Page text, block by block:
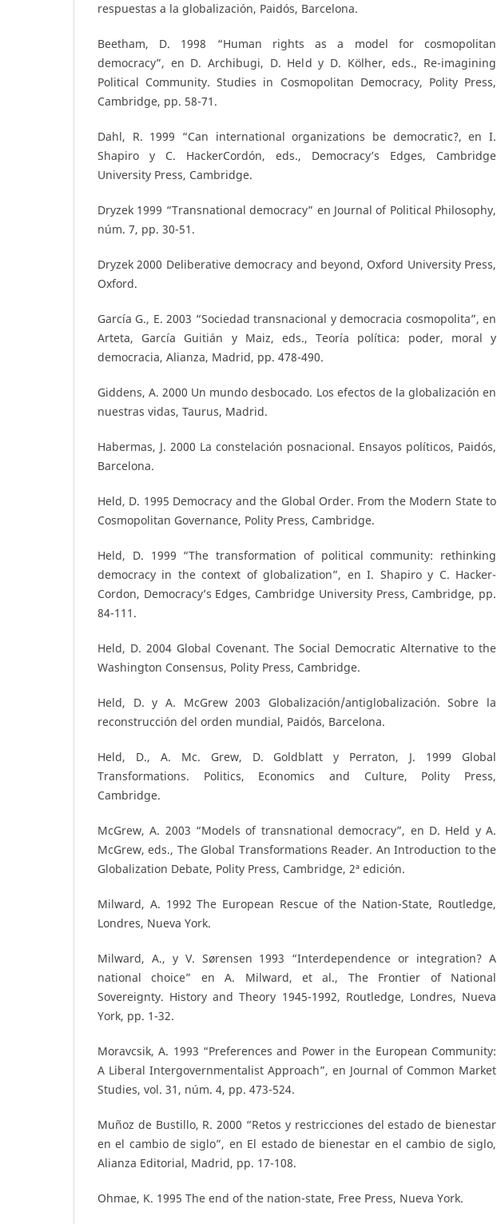
respuestas a la globalización, Paidós, Barcelona.
Beetham, D. 1998 “Human rights as a model for cosmopolitan
democracy”, en D. Archibugi, D. Held y D. Kölher, eds., Re-imagining
Political Community. Studies in Cosmopolitan Democracy, Polity Press,
Cambridge, pp. 58-71.
Dahl, R. 1999 “Can international organizations be democratic?, en I.
Shapiro y C. HackerCordón, eds., Democracy’s Edges, Cambridge
University Press, Cambridge.
Dryzek 1999 “Transnational democracy” en Journal of Political Philosophy,
núm. 7, pp. 30-51.
Dryzek 2000 Deliberative democracy and beyond, Oxford University Press,
Oxford.
García G., E. 2003 “Sociedad transnacional y democracia cosmopolita”, en
Arteta, García Guitián y Maiz, eds., Teoría política: poder, moral y
democracia, Alianza, Madrid, pp. 478-490.
Giddens, A. 2000 Un mundo desbocado. Los efectos de la globalización en
nuestras vidas, Taurus, Madrid.
Habermas, J. 2000 La constelación posnacional. Ensayos políticos, Paidós,
Barcelona.
Held, D. 1995 Democracy and the Global Order. From the Modern State to
Cosmopolitan Governance, Polity Press, Cambridge.
Held, D. 1999 “The transformation of political community: rethinking
democracy in the context of globalization”, en I. Shapiro y C. Hacker-
Cordon, Democracy’s Edges, Cambridge University Press, Cambridge, pp.
84-111.
Held, D. 2004 Global Covenant. The Social Democratic Alternative to the
Washington Consensus, Polity Press, Cambridge.
Held, D. y A. McGrew 2003 Globalización/antiglobalización. Sobre la
reconstrucción del orden mundial, Paidós, Barcelona.
Held, D., A. Mc. Grew, D. Goldblatt y Perraton, J. 1999 Global
Transformations. Politics, Economics and Culture, Polity Press,
Cambridge.
McGrew, A. 2003 “Models of transnational democracy”, en D. Held y A.
McGrew, eds., The Global Transformations Reader. An Introduction to the
Globalization Debate, Polity Press, Cambridge, 2ª edición.
Milward, A. 1992 The European Rescue of the Nation-State, Routledge,
Londres, Nueva York.
Milward, A., y V. Sørensen 1993 “Interdependence or integration? A
national choice” en A. Milward, et al., The Frontier of National
Sovereignty. History and Theory 1945-1992, Routledge, Londres, Nueva
York, pp. 1-32.
Moravcsik, A. 1993 “Preferences and Power in the European Community:
A Liberal Intergovernmentalist Approach”, en Journal of Common Market
Studies, vol. 31, núm. 4, pp. 473-524.
Muñoz de Bustillo, R. 2000 “Retos y restricciones del estado de bienestar
en el cambio de siglo”, en El estado de bienestar en el cambio de siglo,
Alianza Editorial, Madrid, pp. 17-108.
Ohmae, K. 1995 The end of the nation-state, Free Press, Nueva York.